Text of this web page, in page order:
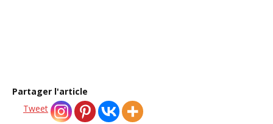
Partager l'article
Tweet